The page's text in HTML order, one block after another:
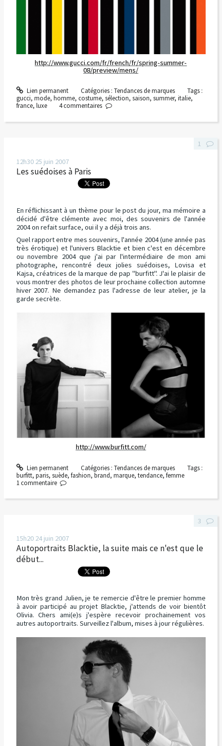
http://www.gucci.com/fr/french/fr/spring-summer-
08/preview/mens/
Lien permanent Catégories : Tendances de marques
Tags :
gucci, mode, homme, costume, sélection, saison, summer, italie,
france, luxe 4commentaires
12h30 25 juin 2007
Les suédoises à Paris
En réflichissant à un thème pour le post du jour, ma mémoire a
décidé d'être clémente avec moi, des souvenirs de l'année
2004 on refait surface, oui il y a déjà trois ans.
Quel rapport entre mes souvenirs, l'année 2004 (une année pas
très érotique) et l'univers Blacktie et bien c'est en décembre
ou novembre 2004 que j'ai par l'intermédiaire de mon ami
photographe, rencontré deux jolies suédoises, Lovisa et
Kajsa, créatrices de la marque de pap "burfitt". J'ai le plaisir de
vous montrer des photos de leur prochaine collection automne
hiver 2007. Ne demandez pas l'adresse de leur atelier, je la
garde secrète.
http://www.burfitt.com/
Lien permanent Catégories : Tendances de marques
Tags :
burfitt, paris, suède, fashion, brand, marque, tendance, femme
1
1 commentaire
15h20 24 juin 2007
Autoportraits Blacktie, la suite mais ce n'est que le
début...
Mon très grand Julien, je te remercie d'être le premier homme
à avoir participé au projet Blacktie, j'attends de voir bientôt
Olivia. Chers ami(e)s j'espère recevoir prochainement vos
autres autoportraits. Surveillez l'album, mises à jour régulières.
3